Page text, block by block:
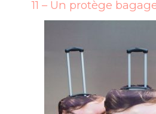
11 – Un protège